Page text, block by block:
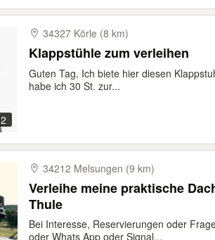
2
34327 Körle (8 km)
Klappstühle zum verleihen
Guten Tag, Ich biete hier diesen
habe ich 30 St. zur...
34212 Melsungen (9 km)
Verleihe meine praktische
Thule
Bei Interesse, Reservierungen oder
oder Whats App oder Signal...